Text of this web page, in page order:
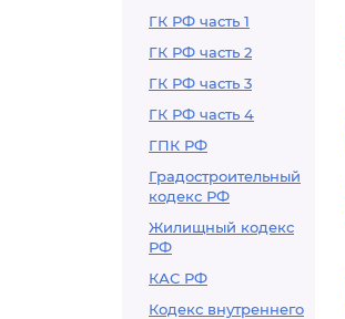
ГК РФ часть 1
ГК РФ часть 2
ГК РФ часть 3
ГК РФ часть 4
ГПК РФ
Градостроительный
кодекс РФ
Жилищный кодекс
РФ
КАС РФ
Кодекс внутреннего